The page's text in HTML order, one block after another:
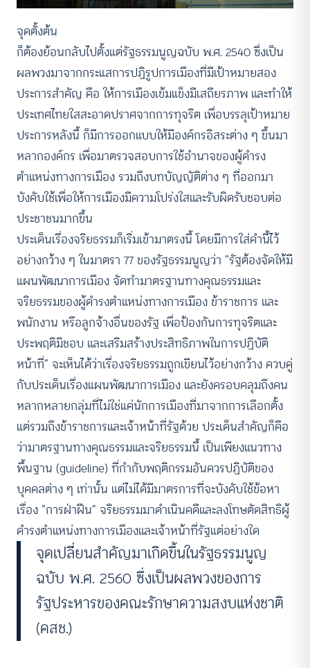
จุดตั้งต้น
ก็ต้องย้อนกลับไปตั้งแต่รัฐธรรมนูญฉบับ พ.ศ. 2540 ซึ่งเป็น
ผลพวงมาจากกระแสการปฏิรูปการเมืองที่มีเป้าหมายสอง
ประการสำคัญ คือ ให้การเมืองเข้มแข็งมีเสถียรภาพ และทำให้
ประเทศไทยใสสะอาดปราศจากการทุจริต เพื่อบรรลุเป้าหมาย
ประการหลังนี้ ก็มีการออกแบบให้มีองค์กรอิสระต่าง ๆ ขึ้นมา
หลากองค์กร เพื่อมาตรวจสอบการใช้อำนาจของผู้ดำรง
ตำแหน่งทางการเมือง รวมถึงบทบัญญัติต่าง ๆ ที่ออกมา
บังคับใช้เพื่อให้การเมืองมีความโปร่งใสและรับผิดรับชอบต่อ
ประชาชนมากขึ้น
ประเด็นเรื่องจริยธรรมก็เริ่มเข้ามาตรงนี้ โดยมีการใส่คำนี้ไว้
อย่างกว้าง ๆ ในมาตรา 77 ของรัฐธรรมนูญว่า “รัฐต้องจัดให้มี
แผนพัฒนาการเมือง จัดทำมาตรฐานทางคุณธรรมและ
จริยธรรมของผู้ดำรงตำแหน่งทางการเมือง ข้าราชการ และ
พนักงาน หรือลูกจ้างอื่นของรัฐ เพื่อป้องกันการทุจริตและ
ประพฤติมิชอบ และเสริมสร้างประสิทธิภาพในการปฏิบัติ
หน้าที่” จะเห็นได้ว่าเรื่องจริยธรรมถูกเขียนไว้อย่างกว้าง ควบคู่
กับประเด็นเรื่องแผนพัฒนาการเมือง และยังครอบคลุมถึงคน
หลากหลายกลุ่มที่ไม่ใช่แค่นักการเมืองที่มาจากการเลือกตั้ง
แต่รวมถึงข้าราชการและเจ้าหน้าที่รัฐด้วย ประเด็นสำคัญก็คือ
ว่ามาตรฐานทางคุณธรรมและจริยธรรมนี้ เป็นเพียงแนวทาง
พื้นฐาน (guideline) ที่กำกับพฤติกรรมอันควรปฏิบัติของ
บุคคลต่าง ๆ เท่านั้น แต่ไม่ได้มีมาตรการที่จะบังคับใช้ข้อหา
เรื่อง “การฝ่าฝืน” จริยธรรมมาดำเนินคดีและลงโทษตัดสิทธิผู้
ดำรงตำแหน่งทางการเมืองและเจ้าหน้าที่รัฐแต่อย่างใด
จุดเปลี่ยนสำคัญมาเกิดขึ้นในรัฐธรรมนูญ
ฉบับ พ.ศ. 2560 ซึ่งเป็นผลพวงของการ
รัฐประหารของคณะรักษาความสงบแห่งชาติ
(คสช.)